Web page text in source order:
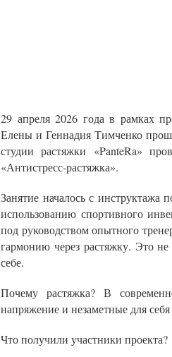
29 апреля 2026 года в рамках
Елены и Геннадия Тимченко
студии растяжки «PanteRa»
«Антистресс-растяжка».
Занятие началось с
использованию спортивного
под руководством опытного
гармонию через растяжку. Это
себе.
Почему растяжка? В
напряжение и незаметные для
Что получили участники проекта?